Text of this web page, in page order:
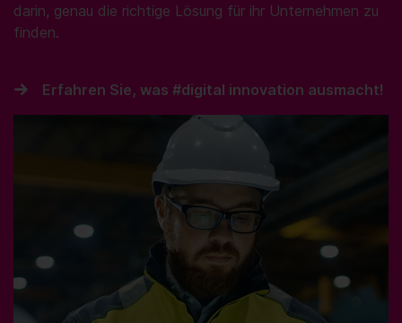
darin, genau die richtige Lösung für ihr Unternehmen zu
finden.
Erfahren Sie, was #digital innovation ausmacht!